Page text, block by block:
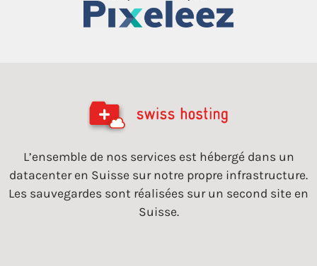
L’ensemble de nos services est hébergé dans un
datacenter en Suisse sur notre propre infrastructure.
Les sauvegardes sont réalisées sur un second site en
Suisse.